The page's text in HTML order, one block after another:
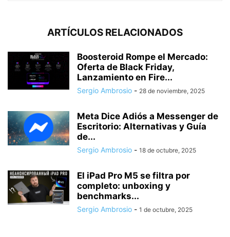
ARTÍCULOS RELACIONADOS
Boosteroid Rompe el Mercado:
Oferta de Black Friday,
Lanzamiento en Fire...
Sergio Ambrosio - 28 de noviembre, 2025
Meta Dice Adiós a Messenger de
Escritorio: Alternativas y Guía
de...
Sergio Ambrosio - 18 de octubre, 2025
El iPad Pro M5 se filtra por
completo: unboxing y
benchmarks...
Sergio Ambrosio - 1 de octubre, 2025